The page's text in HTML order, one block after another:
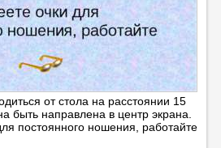
от стола на расстоянии 15
быть направлена в центр экрана.
постоянного ношения, работайте